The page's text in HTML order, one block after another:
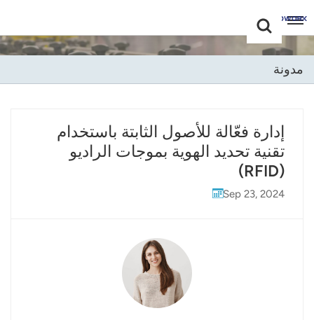
+86 -18681515767
English
Deutsch
Português
Nederland
مدونة
إدارة فعّالة للأصول الثابتة باستخدام
تقنية تحديد الهوية بموجات الراديو
(RFID)
Sep 23, 2024